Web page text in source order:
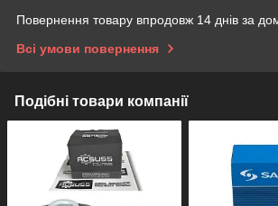
Повернення товару впродовж 14 днів за
Всі умови повернення
Подібні товари компанії